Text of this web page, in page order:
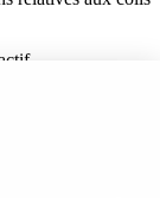
d’activités non
n’ont pas encore